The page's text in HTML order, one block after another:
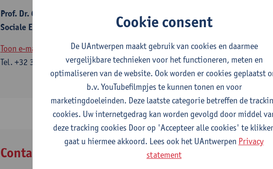
Prof. Dr. Guido Van Hal (titularis)
Sociale Epidemiologie en Gezondheidsbeleid
Toon e-mailadres
Tel. +32 3 265 25 20
Campus Drie Eiken
Universiteitsplein 1
2610 Wilrijk, België
Contact
Cookie consent
De UAntwerpen maakt gebruik van cookies en daarmee
vergelijkbare technieken voor het functioneren, meten en
optimaliseren van de website. Ook worden er cookies geplaatst
b.v. YouTubefilmpjes te kunnen tonen en voor
marketingdoeleinden. Deze laatste categorie betreffen de
cookies. Uw internetgedrag kan worden gevolgd door middel
deze tracking cookies Door op 'Accepteer alle cookies' te
gaat u hiermee akkoord. Lees ook het UAntwerpen Privacy
statement